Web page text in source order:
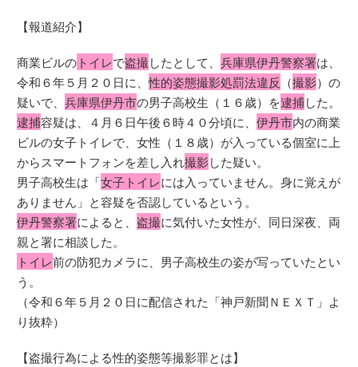
【報道紹介】
商業ビルの トイレで盗撮したとして、兵庫県伊丹警察署は、
令和６年５月２０日に、性的姿態撮影処罰法違反 （撮影）の
疑いで、兵庫県伊丹市の男子高校生（１６歳）を逮捕した。
逮捕容疑は、４月６日午後６時４０分頃に、伊丹市内の商業
ビルの女子トイレで、女性（１８歳）が入っている個室に上
からスマートフォンを差し入れ撮影した疑い。
男子高校生は「女子トイレには入っていません。身に覚えが
ありません」と容疑を否認しているという。
伊丹警察署によると、 盗撮に気付いた女性が、同日深夜、両
親と署に相談した。
トイレ前の防犯カメラに、男子高校生の姿が写っていたとい
う。
（令和６年５月２０日に配信された「神戸新聞ＮＥＸＴ」よ
り抜粋）
【盗撮行為による性的姿態等撮影罪とは】